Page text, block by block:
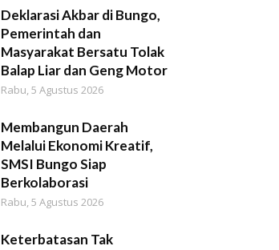
Deklarasi Akbar di Bungo,
Pemerintah dan
Masyarakat Bersatu Tolak
Balap Liar dan Geng Motor
Rabu, 5 Agustus 2026
Membangun Daerah
Melalui Ekonomi Kreatif,
SMSI Bungo Siap
Berkolaborasi
Rabu, 5 Agustus 2026
Keterbatasan Tak